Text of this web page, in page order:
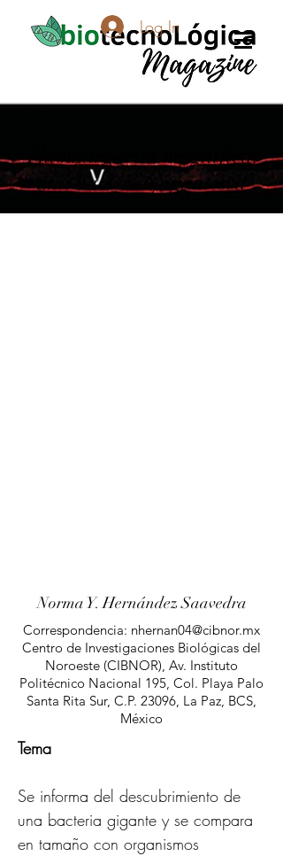
Log In
Thiomargarita magnifica:
una bacteria gigantesca
Norma Y. Hernández Saavedra
Correspondencia: nhernan04@cibnor.mx
Centro de Investigaciones Biológicas del
Noroeste (CIBNOR), Av. Instituto
Politécnico Nacional 195, Col. Playa Palo
Santa Rita Sur, C.P. 23096, La Paz, BCS,
México
Tema
Se informa del descubrimiento de
una bacteria gigante y se compara
en tamaño con organismos